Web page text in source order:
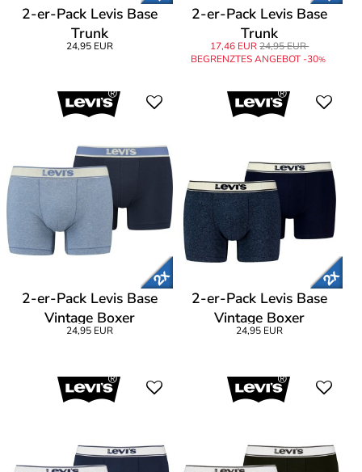
2-er-Pack Levis Base
Trunk
24,95 EUR
2-er-Pack Levis Base
Trunk
17,46 EUR 24,95 EUR
BEGRENZTES ANGEBOT -30%
2-er-Pack Levis Base
Vintage Boxer
24,95 EUR
2-er-Pack Levis Base
Vintage Boxer
24,95 EUR